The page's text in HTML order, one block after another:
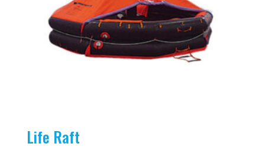
Life Raft